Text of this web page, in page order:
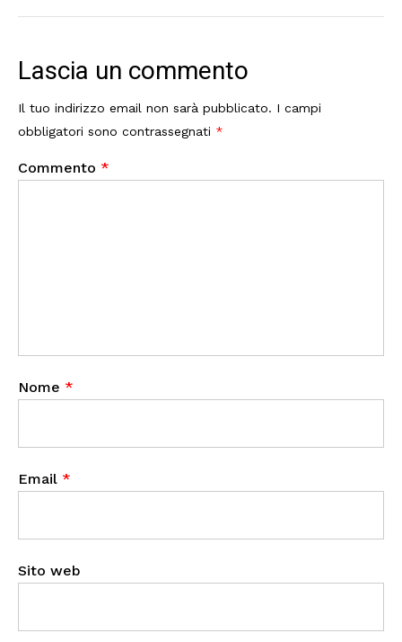
Lascia un commento
Il tuo indirizzo email non sarà pubblicato. I campi
obbligatori sono contrassegnati *
Commento *
Nome *
Email *
Sito web